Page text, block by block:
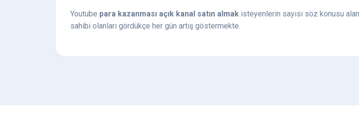
Youtube para kazanması açık kanal satın almak isteyenlerin sayısı söz konusu
sahibi olanları gördükçe her gün artış göstermekte.